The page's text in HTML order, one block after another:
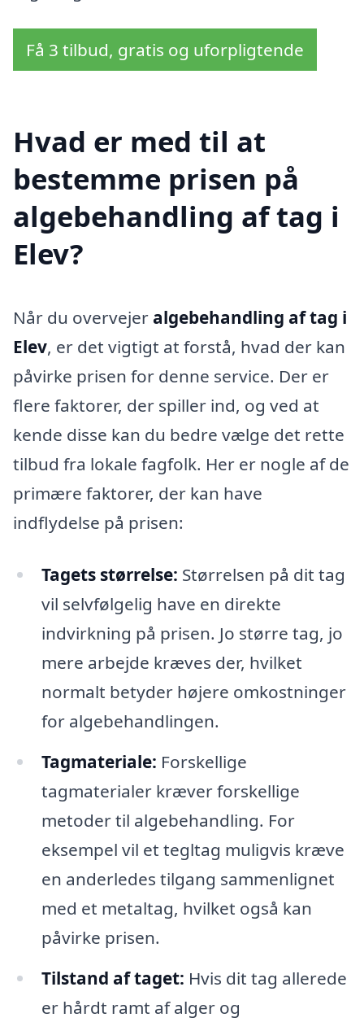
Få 3 tilbud, gratis og uforpligtende
Hvad er med til at
bestemme prisen på
algebehandling af tag i
Elev?
Når du overvejer algebehandling af tag i
Elev, er det vigtigt at forstå, hvad der kan
påvirke prisen for denne service. Der er
flere faktorer, der spiller ind, og ved at
kende disse kan du bedre vælge det rette
tilbud fra lokale fagfolk. Her er nogle af de
primære faktorer, der kan have
indflydelse på prisen:
Tagets størrelse: Størrelsen på dit tag
vil selvfølgelig have en direkte
indvirkning på prisen. Jo større tag, jo
mere arbejde kræves der, hvilket
normalt betyder højere omkostninger
for algebehandlingen.
Tagmateriale: Forskellige
tagmaterialer kræver forskellige
metoder til algebehandling. For
eksempel vil et tegltag muligvis kræve
en anderledes tilgang sammenlignet
med et metaltag, hvilket også kan
påvirke prisen.
Tilstand af taget: Hvis dit tag allerede
er hårdt ramt af alger og